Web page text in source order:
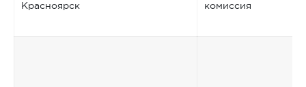
Красноярск
комиссия